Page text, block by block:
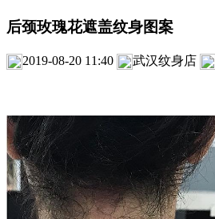
后颈玫瑰花遮盖纹身图案
2019-08-20 11:40 武汉纹身店